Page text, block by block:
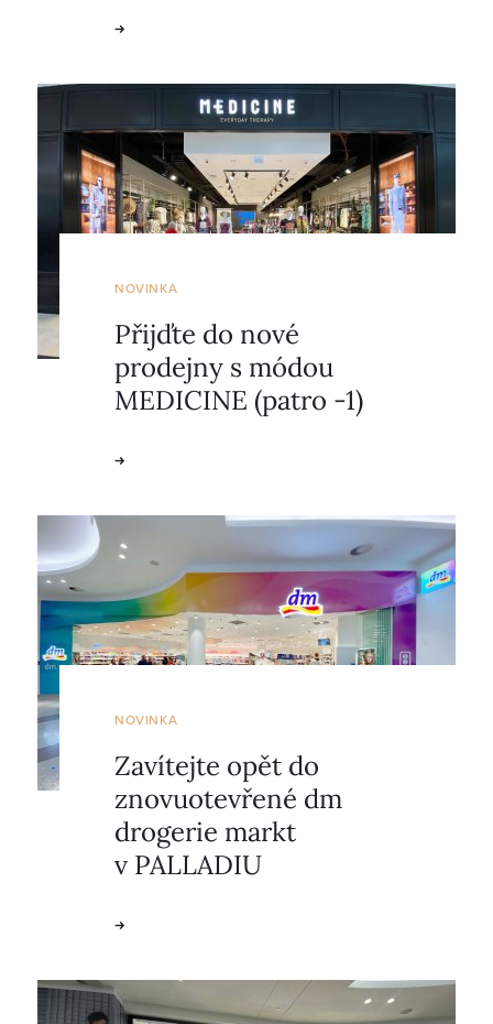
NOVINKA
Přijďte do nové
prodejny s módou
MEDICINE (patro -1)
NOVINKA
Zavítejte opět do
znovuotevřené dm
drogerie markt
v PALLADIU